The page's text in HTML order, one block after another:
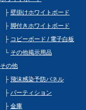
壁掛けホワイトボード
脚付きホワイトボード
コピーボード / 電子白板
その他掲示用品
その他
飛沫感染予防パネル
パーティション
金庫